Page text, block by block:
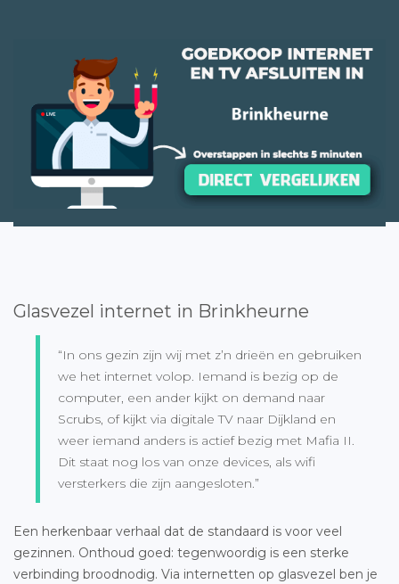
Glasvezel internet in Brinkheurne
“In ons gezin zijn wij met z’n drieën en gebruiken
we het internet volop. Iemand is bezig op de
computer, een ander kijkt on demand naar
Scrubs, of kijkt via digitale TV naar Dijkland en
weer iemand anders is actief bezig met Mafia II.
Dit staat nog los van onze devices, als wifi
versterkers die zijn aangesloten.”
Een herkenbaar verhaal dat de standaard is voor veel
gezinnen. Onthoud goed: tegenwoordig is een sterke
verbinding broodnodig. Via internetten op glasvezel ben je